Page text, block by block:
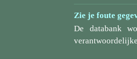
Zie je foute
De databank